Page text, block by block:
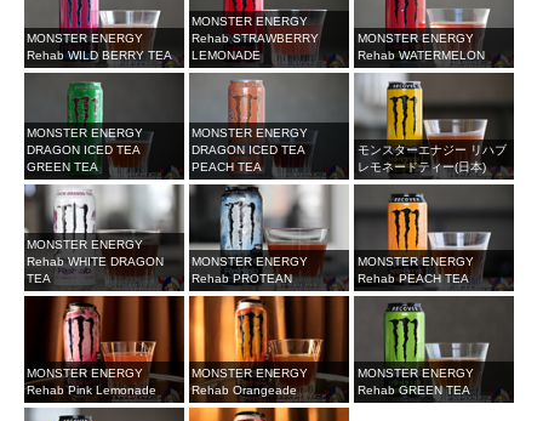
MONSTER ENERGY
Rehab WILD BERRY TEA
MONSTER ENERGY
Rehab STRAWBERRY
LEMONADE
MONSTER ENERGY
Rehab WATERMELON
MONSTER ENERGY
DRAGON ICED TEA
GREEN TEA
MONSTER ENERGY
DRAGON ICED TEA
PEACH TEA
モンスターエナジー リハブ
レモネードティー(日本)
MONSTER ENERGY
Rehab WHITE DRAGON
TEA
MONSTER ENERGY
Rehab PROTEAN
MONSTER ENERGY
Rehab PEACH TEA
MONSTER ENERGY
Rehab Pink Lemonade
MONSTER ENERGY
Rehab Orangeade
MONSTER ENERGY
Rehab GREEN TEA